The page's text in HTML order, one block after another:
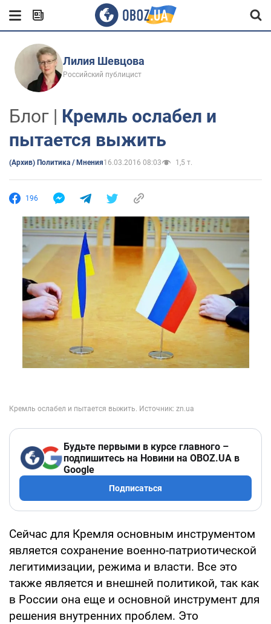
Лилия Шевцова
Российский публицист
Блог | Кремль ослабел и
пытается выжить
(Архив) Политика / Мнения16.03.2016 08:03 1,5 т.
196
Будьте первыми в курсе главного –
подпишитесь на Новини на OBOZ.UA в
Google
Подписаться
Сейчас для Кремля основным инструментом
является сохранение военно-патриотической
легитимизации, режима и власти. Все это
также является и внешней политикой, так как
в России она еще и основной инструмент для
решения внутренних проблем. Это